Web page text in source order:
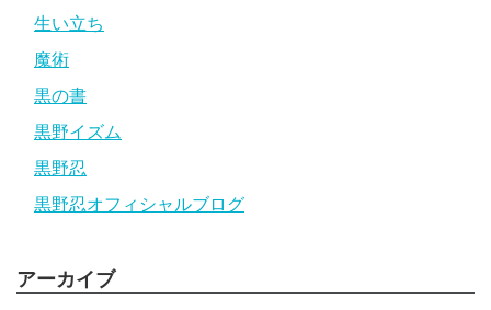
生い立ち
魔術
黒の書
黒野イズム
黒野忍
黒野忍オフィシャルブログ
アーカイブ